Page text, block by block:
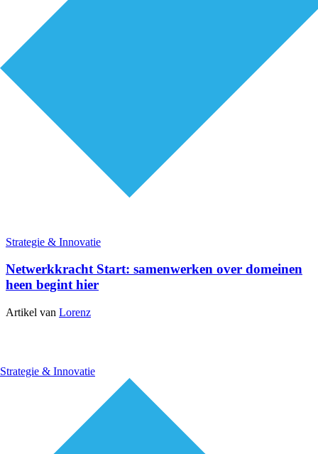
Strategie & Innovatie
Strategie & Innovatie
Netwerkkracht Start: samenwerken over domeinen
heen begint hier
Artikel van Lorenz